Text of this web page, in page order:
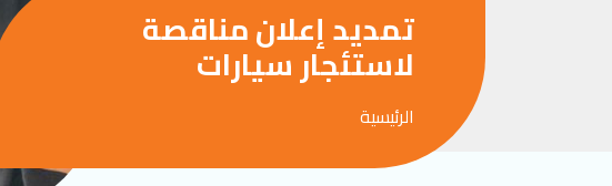
تمديد إعلان مناقصة
لاستئجار سيارات
الرئيسية